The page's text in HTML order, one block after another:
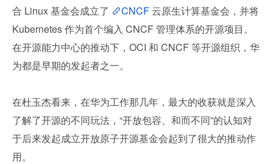
合 Linux 基金会成立了
CNCF 云原生计算基金会，并将
Kubernetes 作为首个编入 CNCF 管理体系的开源项目。
在开源能力中心的推动下，OCI 和 CNCF 等开源组织，华
为都是早期的发起者之一。
在杜玉杰看来，在华为工作那几年，最大的收获就是深入
了解了开源的不同玩法，“开放包容、和而不同”的认知对
于后来发起成立开放原子开源基金会起到了很大的推动作
用。